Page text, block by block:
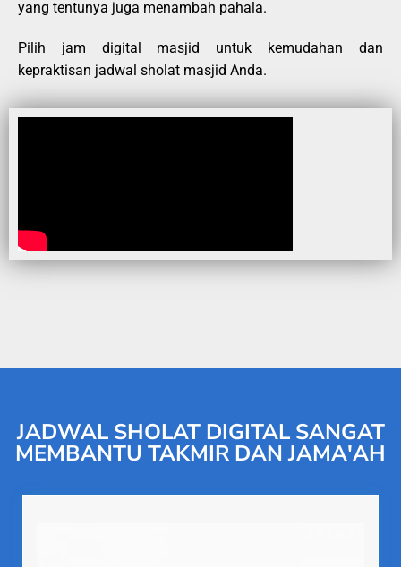
yang tentunya juga menambah pahala.
Pilih jam digital masjid untuk kemudahan dan
kepraktisan jadwal sholat masjid Anda.
JADWAL SHOLAT DIGITAL SANGAT
MEMBANTU TAKMIR DAN JAMA'AH